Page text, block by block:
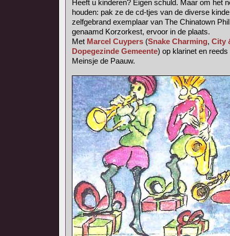
Heeft u kinderen? Eigen schuld. Maar om het
houden: pak ze de cd-tjes van de diverse
zelfgebrand exemplaar van The Chinatown
genaamd Korzorkest, ervoor in de plaats.
Met Marcel Cuypers (Snake Charming, City
Dopegezinde Gemeente) op klarinet en
Meinsje de Paauw.